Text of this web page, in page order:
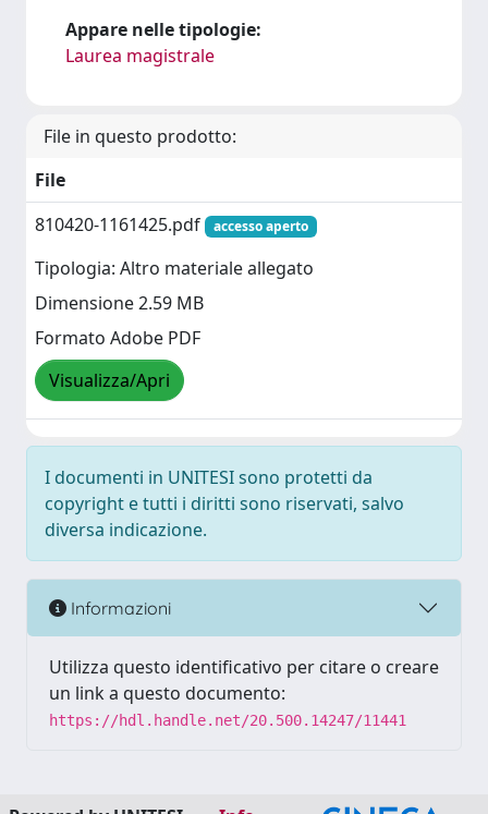
Appare nelle tipologie:
Laurea magistrale
File in questo prodotto:
File
810420-1161425.pdf
accesso aperto
Tipologia: Altro materiale allegato
Dimensione 2.59 MB
Formato Adobe PDF
Visualizza/Apri
I documenti in UNITESI sono protetti da
copyright e tutti i diritti sono riservati, salvo
diversa indicazione.
Informazioni
Utilizza questo identificativo per citare o creare
un link a questo documento:
https://hdl.handle.net/20.500.14247/11441